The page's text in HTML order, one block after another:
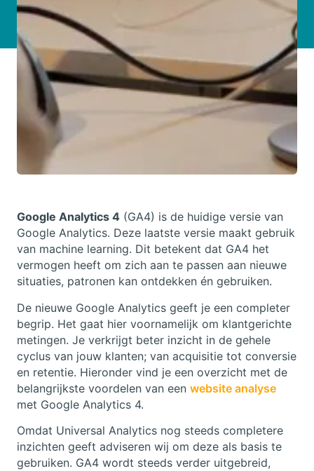
Google Analytics 4 (GA4) is de huidige versie van
Google Analytics. Deze laatste versie maakt gebruik
van machine learning. Dit betekent dat GA4 het
vermogen heeft om zich aan te passen aan nieuwe
situaties, patronen kan ontdekken én gebruiken.
De nieuwe Google Analytics geeft je een completer
begrip. Het gaat hier voornamelijk om klantgerichte
metingen. Je verkrijgt beter inzicht in de gehele
cyclus van jouw klanten; van acquisitie tot conversie
en retentie. Hieronder vind je een overzicht met de
belangrijkste voordelen van een website analyse
met Google Analytics 4.
Omdat Universal Analytics nog steeds completere
inzichten geeft adviseren wij om deze als basis te
gebruiken. GA4 wordt steeds verder uitgebreid,